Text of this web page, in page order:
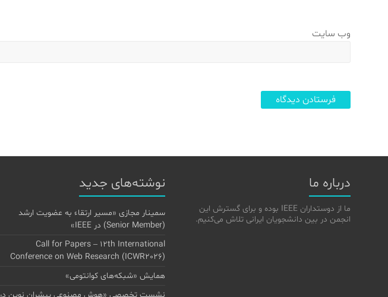
وب‌ سایت
درباره ما
ما از دوستداران IEEE بوده و برای گسترش این
انجمن در بین دانشجویان ایرانی تلاش می‌کنیم.
نوشته‌های جدید
سمینار مجازی «مسیر ارتقاء به عضویت ارشد
(Senior Member) در IEEE»
Call for Papers – 12th International
Conference on Web Research (ICWR2026)
همایش «شبکه‌های کوانتومی»